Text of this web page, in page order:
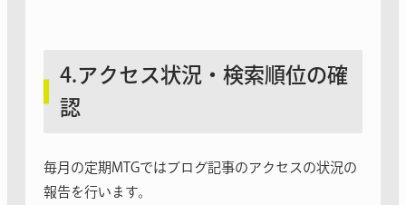
4.アクセス状況・検索順位の確
認
毎月の定期MTGではブログ記事のアクセスの状況の
報告を行います。